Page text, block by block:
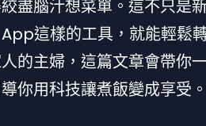
盡腦汁想菜單。這不只是
這樣的工具，就能輕鬆
的主婦，這篇文章會帶你
你用科技讓煮飯變成享受。